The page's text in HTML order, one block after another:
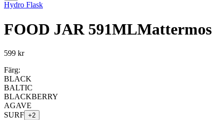
Hydro Flask
FOOD JAR 591MLMattermos
599 kr
Färg:
BLACK
BALTIC
BLACKBERRY
AGAVE
SURF +2